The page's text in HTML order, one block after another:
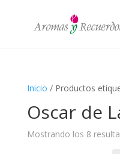
Inicio / Productos
Oscar de
Mostrando los 8